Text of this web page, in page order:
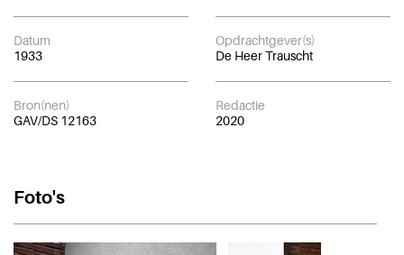
Datum
1933
Opdrachtgever(s)
De Heer Trauscht
Bron(nen)
GAV/DS 12163
Redactie
2020
Foto's